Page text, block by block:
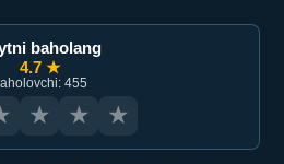
baholang
4.7 ★
455
★ ★ ★